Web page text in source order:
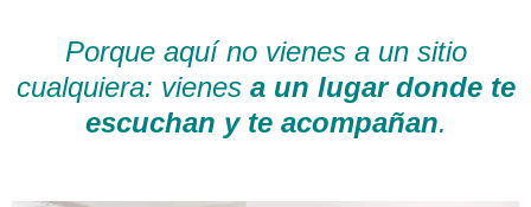
Porque aquí no vienes a un sitio
cualquiera: vienes a un lugar donde te
escuchan y te acompañan.